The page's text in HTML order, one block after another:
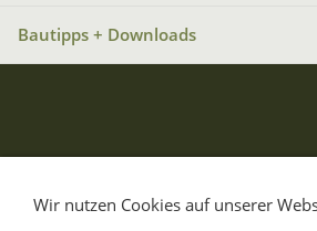
Bautipps + Downloads
Wir nutzen Cookies auf unserer